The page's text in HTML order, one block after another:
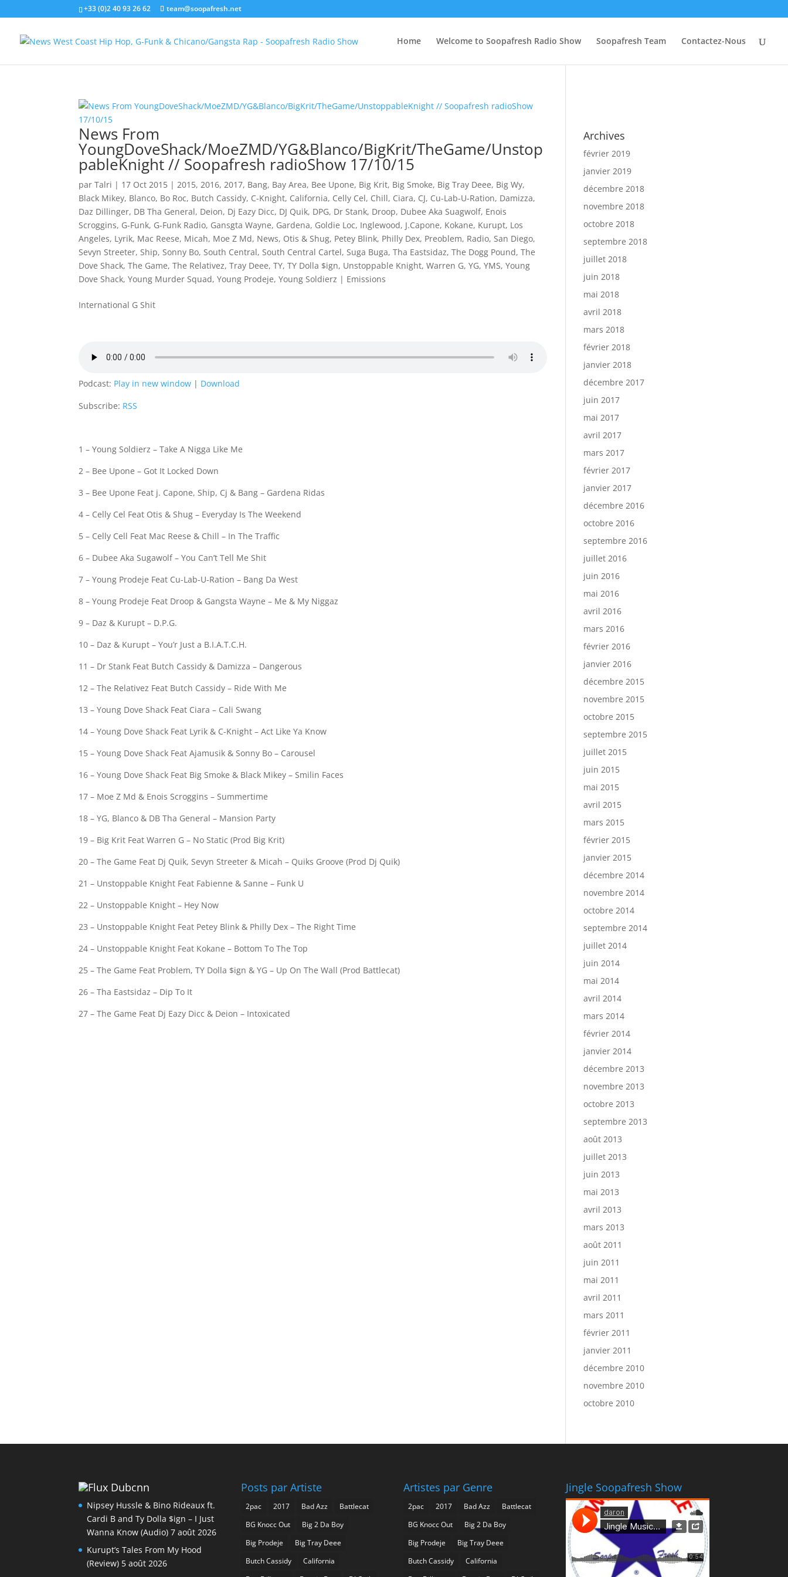
+33 (0)2 40 93 26 62 team@soopafresh.net
Home Welcome to Soopafresh Radio Show Soopafresh Team Contactez-Nous
News From
YoungDoveShack/MoeZMD/YG&Blanco/BigKrit/TheGame/Unstop
pableKnight // Soopafresh radioShow 17/10/15
parTalri | 17 Oct 2015 |2015,2016,2017, Bang, Bay Area, Bee Upone, Big Krit, Big Smoke, Big Tray Deee, Big Wy,
Black Mikey, Blanco, Bo Roc, Butch Cassidy, C-Knight, California, Celly Cel, Chill, Ciara, CJ, Cu-Lab-U-Ration, Damizza,
Daz Dillinger, DB Tha General, Deion, Dj Eazy Dicc, DJ Quik, DPG, Dr Stank, Droop, Dubee Aka Suagwolf, Enois
Scroggins, G-Funk, G-Funk Radio, Gansgta Wayne, Gardena, Goldie Loc, Inglewood, J.Capone, Kokane, Kurupt, Los
Angeles, Lyrik, Mac Reese, Micah, Moe Z Md, News, Otis & Shug, Petey Blink, Philly Dex, Preoblem, Radio,San Diego,
Sevyn Streeter,Ship,Sonny Bo,South Central,South Central Cartel,Suga Buga,Tha Eastsidaz,The Dogg Pound,The
Dove Shack,The Game,The Relativez,Tray Deee,TY,TY Dolla $ign, Unstoppable Knight,Warren G,YG,YMS,Young
Dove Shack,Young Murder Squad,Young Prodeje,Young Soldierz | Emissions
International G Shit
Podcast: Play in new window | Download
Subscribe: RSS
1 – Young Soldierz – Take A Nigga Like Me
2 – Bee Upone – Got It Locked Down
3 – Bee Upone Feat j. Capone, Ship, Cj & Bang – Gardena Ridas
4 – Celly Cel Feat Otis & Shug – Everyday Is The Weekend
5 – Celly Cell Feat Mac Reese & Chill – In The Traffic
6 – Dubee Aka Sugawolf – You Can’t Tell Me Shit
7 – Young Prodeje Feat Cu-Lab-U-Ration – Bang Da West
8 – Young Prodeje Feat Droop & Gangsta Wayne – Me & My Niggaz
9 – Daz & Kurupt – D.P.G.
10 – Daz & Kurupt – You’r Just a B.I.A.T.C.H.
11 – Dr Stank Feat Butch Cassidy & Damizza – Dangerous
12 – The Relativez Feat Butch Cassidy – Ride With Me
13 – Young Dove Shack Feat Ciara – Cali Swang
14 – Young Dove Shack Feat Lyrik & C-Knight – Act Like Ya Know
15 – Young Dove Shack Feat Ajamusik & Sonny Bo – Carousel
16 – Young Dove Shack Feat Big Smoke & Black Mikey – Smilin Faces
17 – Moe Z Md & Enois Scroggins – Summertime
18 – YG, Blanco & DB Tha General – Mansion Party
19 – Big Krit Feat Warren G – No Static (Prod Big Krit)
20 – The Game Feat Dj Quik, Sevyn Streeter & Micah – Quiks Groove (Prod Dj Quik)
21 – Unstoppable Knight Feat Fabienne & Sanne – Funk U
22 – Unstoppable Knight – Hey Now
23 – Unstoppable Knight Feat Petey Blink & Philly Dex – The Right Time
24 – Unstoppable Knight Feat Kokane – Bottom To The Top
25 – The Game Feat Problem, TY Dolla $ign & YG – Up On The Wall (Prod Battlecat)
26 – Tha Eastsidaz – Dip To It
27 – The Game Feat Dj Eazy Dicc & Deion – Intoxicated
Archives
février 2019
janvier 2019
décembre 2018
novembre 2018
octobre 2018
septembre 2018
juillet 2018
juin 2018
mai 2018
avril 2018
mars 2018
février 2018
janvier 2018
décembre 2017
juin 2017
mai 2017
avril 2017
mars 2017
février 2017
janvier 2017
décembre 2016
octobre 2016
septembre 2016
juillet 2016
juin 2016
mai 2016
avril 2016
mars 2016
février 2016
janvier 2016
décembre 2015
novembre 2015
octobre 2015
septembre 2015
juillet 2015
juin 2015
mai 2015
avril 2015
mars 2015
février 2015
janvier 2015
décembre 2014
novembre 2014
octobre 2014
septembre 2014
juillet 2014
juin 2014
mai 2014
avril 2014
mars 2014
février 2014
janvier 2014
décembre 2013
novembre 2013
octobre 2013
septembre 2013
août 2013
juillet 2013
juin 2013
mai 2013
avril 2013
mars 2013
août 2011
juin 2011
mai 2011
avril 2011
mars 2011
février 2011
janvier 2011
décembre 2010
novembre 2010
octobre 2010
Dubcnn
Nipsey Hussle & Bino Rideaux ft.
Cardi B and Ty Dolla $ign – I Just
Wanna Know (Audio) 7 août 2026
Kurupt’s Tales From My Hood
(Review) 5 août 2026
Posts par Artiste
2pac 2017 Bad Azz
Battlecat
BG Knocc Out
Big 2 Da Boy
Big Prodeje
Big Tray Deee
Butch Cassidy
California
Artistes par Genre
2pac 2017 Bad Azz
Battlecat
BG Knocc Out
Big 2 Da Boy
Big Prodeje
Big Tray Deee
Butch Cassidy
California
Jingle Soopafresh Show